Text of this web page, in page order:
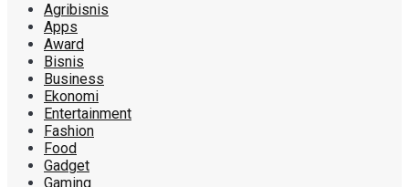
Agribisnis
Apps
Award
Bisnis
Business
Ekonomi
Entertainment
Fashion
Food
Gadget
Gaming